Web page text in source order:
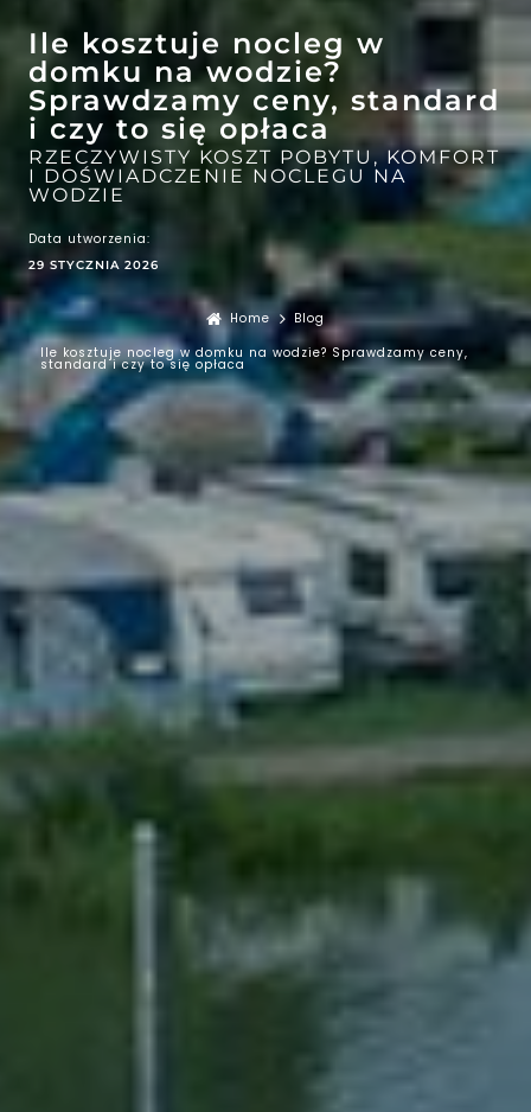
EFEKT WOW ATRAKCJE
Ile kosztuje nocleg w
domku na wodzie?
Sprawdzamy ceny, standard
i czy to się opłaca
RZECZYWISTY KOSZT POBYTU, KOMFORT
I DOŚWIADCZENIE NOCLEGU NA
WODZIE
29 STYCZNIA 2026
Data utworzenia:
Home
Blog
Ile kosztuje nocleg w domku na wodzie? Sprawdzamy ceny,
standard i czy to się opłaca